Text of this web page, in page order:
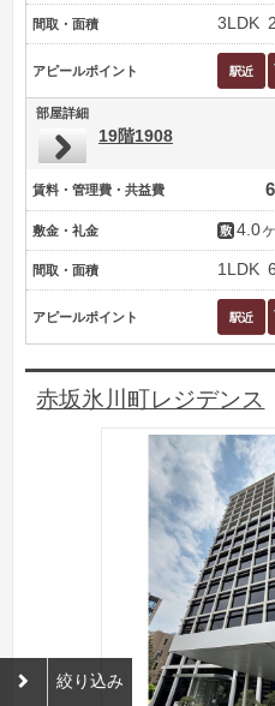
間取・面積 3LDK
アピールポイント
部屋詳細
19階1908
賃料・管理費・共益費
敷金・礼金 4.0
間取・面積 1LDK
アピールポイント
赤坂氷川町レジデンス
絞り込み